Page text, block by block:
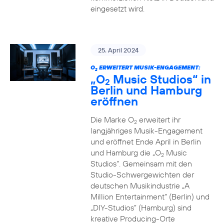
eingesetzt wird.
25. April 2024
O2ERWEITERT MUSIK-ENGAGEMENT:
„O2 Music Studios“ in
Berlin und Hamburg
eröffnen
Die Marke O2erweitert ihr
langjähriges Musik-Engagement
und eröffnet Ende April in Berlin
und Hamburg die „O2Music
Studios”. Gemeinsam mit den
Studio-Schwergewichten der
deutschen Musikindustrie „A
Million Entertainment” (Berlin) und
„DIY-Studios” (Hamburg) sind
kreative Producing-Orte